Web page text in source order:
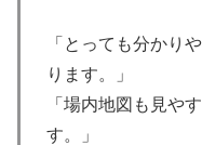
「とっても分かり
ります。」
「場内地図も見や
す。」